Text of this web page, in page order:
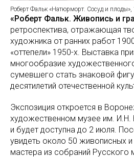
Роберт Фальк «Натюрморт. Сосуд и
«Роберт Фальк. Живопись и
ретроспектива, отражающая
художника от ранних работ
«оттепели» 1950-х. Выставка
многообразие
сумевшего стать знаковой
десятилетий отечественной
Экспозиция откроется в
художественном музее им. И.Н.
и будет доступна до 2 июля.
увидеть около 50 живописных
мастера из собраний Русского